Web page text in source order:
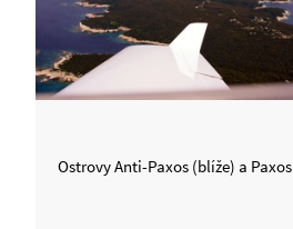
Ostrovy Anti-Paxos (blíže) a Paxos